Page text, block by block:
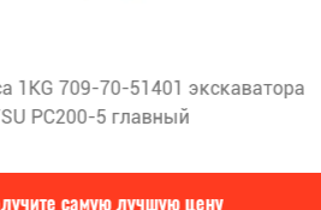
1KG 709-70-51401 экскаватора
PC200-5 главный
самую лучшую цену